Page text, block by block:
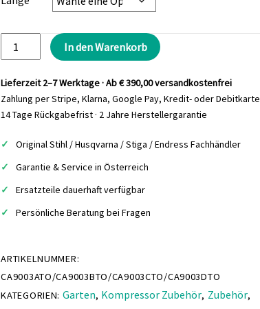
TOMA
Ausblaspistolen
Menge
In den Warenkorb
Lieferzeit 2–7 Werktage · Ab € 390,00 versandkostenfrei
Zahlung per Stripe, Klarna, Google Pay, Kredit- oder Debitkarte
14 Tage Rückgabefrist · 2 Jahre Herstellergarantie
Original Stihl / Husqvarna / Stiga / Endress Fachhändler
Garantie & Service in Österreich
Ersatzteile dauerhaft verfügbar
Persönliche Beratung bei Fragen
ARTIKELNUMMER:
CA9003ATO/CA9003BTO/CA9003CTO/CA9003DTO
KATEGORIEN: Garten, Kompressor Zubehör, Zubehör,